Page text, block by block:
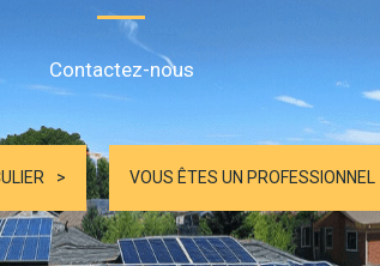
Contactez-nous
VOUS ÊTES UN PROFESSIONNEL